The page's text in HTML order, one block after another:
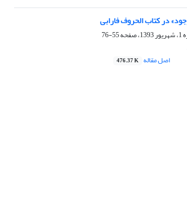
در کتاب الحروف فارابی
55-76
اصل مقاله 476.37 K